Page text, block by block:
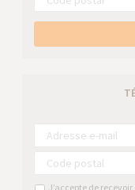
J’accepte de